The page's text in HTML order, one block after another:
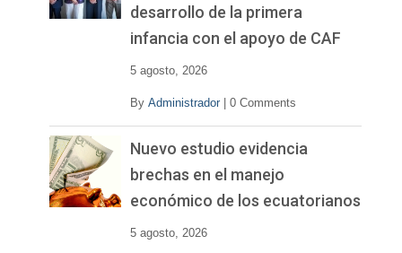
desarrollo de la primera
infancia con el apoyo de CAF
5 agosto, 2026
By Administrador 0 Comments
Nuevo estudio evidencia
brechas en el manejo
económico de los ecuatorianos
5 agosto, 2026